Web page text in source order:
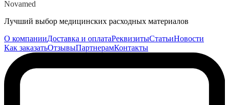
Novamed
Лучший выбор медицинских расходных материалов
О компанииДоставка и оплатаРеквизитыСтатьиНовости
Как заказатьОтзывыПартнерамКонтакты